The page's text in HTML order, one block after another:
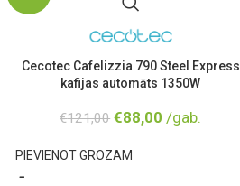
Cecotec Cafelizzia 790 Steel Express
kafijas automāts 1350W
€121,00 €88,00 /gab.
PIEVIENOT GROZAM